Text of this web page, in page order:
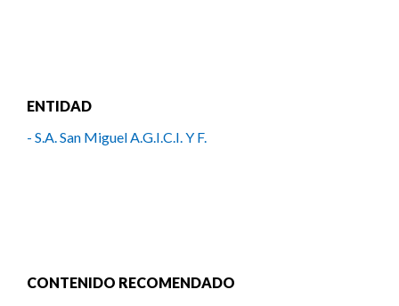
ENTIDAD
- S.A. San Miguel A.G.I.C.I. Y F.
CONTENIDO RECOMENDADO